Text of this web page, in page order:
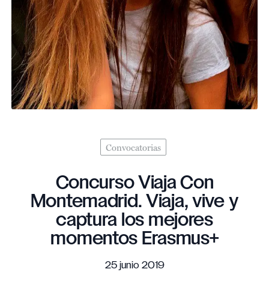
Convocatorias
Concurso Viaja Con
Montemadrid. Viaja, vive y
captura los mejores
momentos Erasmus+
25 junio 2019